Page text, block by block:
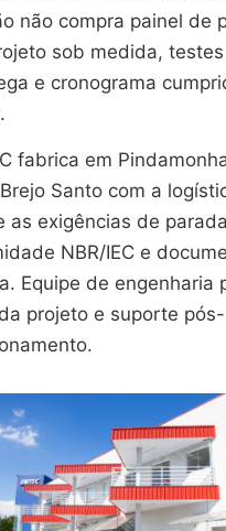
não compra painel de
sob medida,
e cronograma
fabrica em
Santo com a
as exigências de
NBR/IEC e
Equipe de engenharia
projeto e suporte pós-